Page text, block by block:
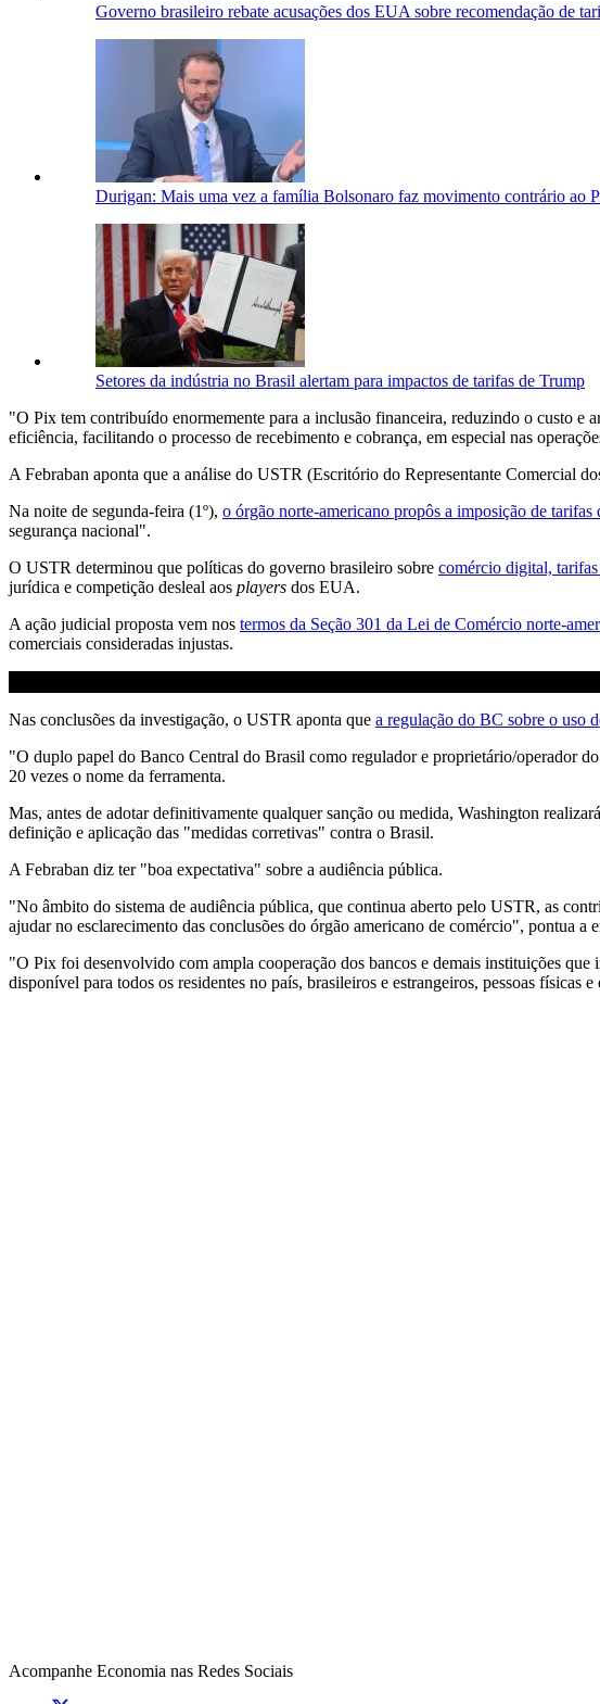
Governo brasileiro rebate acusações dos EUA sobre recomendação de
Durigan: Mais uma vez a família Bolsonaro faz movimento contrário ao
Setores da indústria no Brasil alertam para impactos de tarifas de Trump
"O Pix tem contribuído enormemente para a inclusão financeira, reduzindo o custo e
eficiência, facilitando o processo de recebimento e cobrança, em especial nas
A Febraban aponta que a análise do USTR (Escritório do Representante Comercial
Na noite de segunda-feira (1º), o órgão norte-americano propôs a imposição de
segurança nacional".
O USTR determinou que políticas do governo brasileiro sobre comércio digital, tarifas
jurídica e competição desleal aos players dos EUA.
A ação judicial proposta vem nos termos da Seção 301 da Lei de Comércio norte-
comerciais consideradas injustas.
Nas conclusões da investigação, o USTR aponta que a regulação do BC sobre o uso
"O duplo papel do Banco Central do Brasil como regulador e proprietário/operador
20 vezes o nome da ferramenta.
Mas, antes de adotar definitivamente qualquer sanção ou medida, Washington
definição e aplicação das "medidas corretivas" contra o Brasil.
A Febraban diz ter "boa expectativa" sobre a audiência pública.
"No âmbito do sistema de audiência pública, que continua aberto pelo USTR, as
ajudar no esclarecimento das conclusões do órgão americano de comércio", pontua a
"O Pix foi desenvolvido com ampla cooperação dos bancos e demais instituições
disponível para todos os residentes no país, brasileiros e estrangeiros, pessoas físicas
Acompanhe Economia nas Redes Sociais